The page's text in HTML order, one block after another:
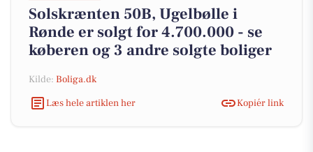
Solskrænten 50B, Ugelbølle i
Rønde er solgt for 4.700.000 - se
køberen og 3 andre solgte boliger
Kilde: Boliga.dk
Læs hele artiklen her
Kopiér link